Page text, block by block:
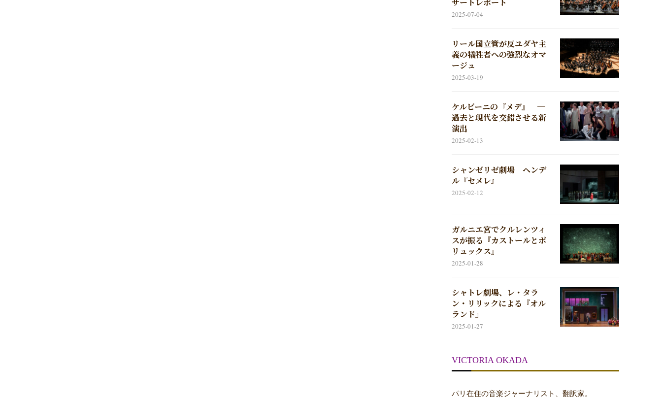
2025-07-04
リール国立管が反ユダヤ主
義の犠牲者への強烈なオマ
ージュ
2025-03-19
ケルビーニの『メデ』 ─
過去と現代を交錯させる新
演出
2025-02-13
シャンゼリゼ劇場 ヘンデ
ル『セメレ』
2025-02-12
ガルニエ宮でクルレンツィ
スが振る『カストールとポ
リュックス』
2025-01-28
シャトレ劇場、レ・タラ
ン・リリックによる『オル
ランド』
2025-01-27
VICTORIA OKADA
パリ在住の音楽ジャーナリスト、翻訳家。